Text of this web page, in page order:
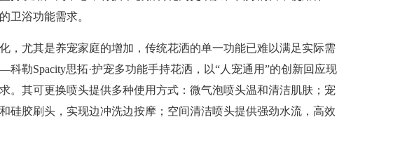
卫浴功能需求。
，尤其是养宠家庭的增加，传统花洒的单一功能已难以满足实际需
勒Spacity思拓·护宠多功能手持花洒，以“人宠通用”的创新回应现
。其可更换喷头提供多种使用方式：微气泡喷头温和清洁肌肤；宠
硅胶刷头，实现边冲洗边按摩；空间清洁喷头提供强劲水流，高效